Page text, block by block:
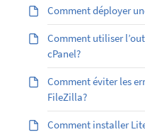
Comment déployer
Comment utiliser
cPanel?
Comment éviter les
FileZilla?
Comment installer